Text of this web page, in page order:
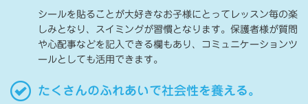
シールを貼ることが大好きなお子様にとってレッスン毎の楽
しみとなり、スイミングが習慣となります。保護者様が質問
や心配事などを記入できる欄もあり、コミュニケーションツ
ールとしても活用できます。
たくさんのふれあいで社会性を養える。